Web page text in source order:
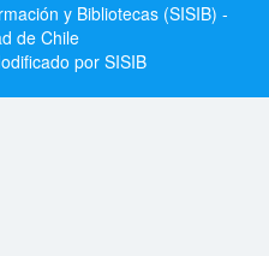
y Bibliotecas (SISIB) -
de Chile
por SISIB